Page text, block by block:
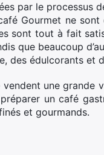
par le processus
Gourmet ne
sont tout à fait
que beaucoup
des édulcorants et
vendent une
un café
et gourmands.